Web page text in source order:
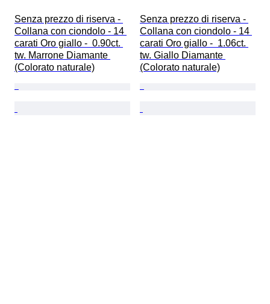
Senza prezzo di riserva -
Collana con ciondolo - 14
carati Oro giallo -  0.90ct.
tw. Marrone Diamante
(Colorato naturale)
Senza prezzo di riserva -
Collana con ciondolo - 14
carati Oro giallo -  1.06ct.
tw. Giallo Diamante
(Colorato naturale)